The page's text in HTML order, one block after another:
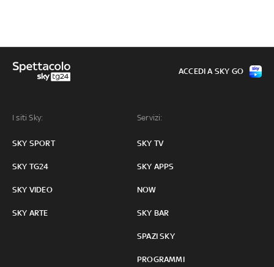
I siti Sky:
SKY SPORT
SKY TG24
SKY VIDEO
SKY ARTE
Servizi:
SKY TV
SKY APPS
NOW
SKY BAR
SPAZI SKY
PROGRAMMI
ACCEDI A SKY GO